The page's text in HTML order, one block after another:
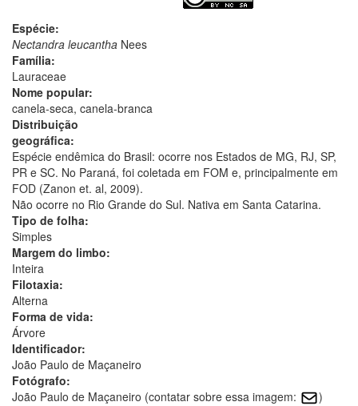
Espécie:
Nectandra leucantha Nees
Família:
Lauraceae
Nome popular:
canela-seca, canela-branca
Distribuição
geográfica:
Espécie endêmica do Brasil: ocorre nos Estados de MG, RJ, SP,
PR e SC. No Paraná, foi coletada em FOM e, principalmente em
FOD (Zanon et. al, 2009).
Não ocorre no Rio Grande do Sul. Nativa em Santa Catarina.
Tipo de folha:
Simples
Margem do limbo:
Inteira
Filotaxia:
Alterna
Forma de vida:
Árvore
Identificador:
João Paulo de Maçaneiro
Fotógrafo:
João Paulo de Maçaneiro (contatar sobre essa imagem:
)